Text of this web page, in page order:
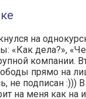
на
«Как дела?»,
компании.
прямо на
не подписан :)))
на меня как на